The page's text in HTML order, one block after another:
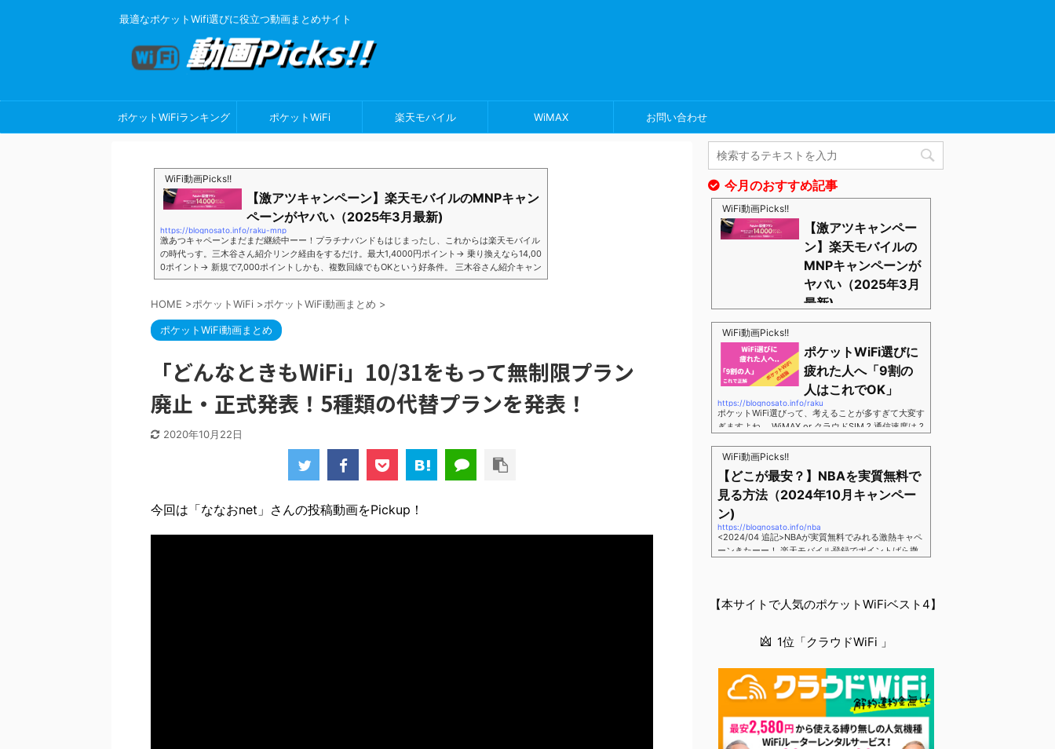
最適なポケットWifi選びに役立つ動画まとめサイト
ポケットWiFiランキング ポケットWiFi 楽天モバイル WiMAX お問い合わせ
WiFi動画Picks!!
【激アツキャンペーン】楽天モバイルのMNPキャン
ペーンがヤバい（2025年3月最新)
https://blognosato.info/raku-mnp
激あつキャペーンまだまだ継続中ーー！プラチナバンドもはじまったし、これからは楽天モバイル
の時代っす。三木谷さん紹介リンク経由をするだけ。最大1,4000円ポイント→ 乗り換えなら14,00
0ポイント→ 新規で7,000ポイントしかも、複数回線でもOKという好条件。 三木谷さん紹介キャン
ペーン＼激熱の三木谷さんキャンペーン／2回線目以降でもOK再契約でもでもOK背水の陣の楽天
■キャンペーン概要三木谷社長の特別招待ページから楽天モバイ...
HOME >ポケットWiFi >ポケットWiFi動画まとめ >
ポケットWiFi動画まとめ
「どんなときもWiFi」10/31をもって無制限プラン
廃止・正式発表！5種類の代替プランを発表！
2020年10月22日
今回は「ななおnet」さんの投稿動画をPickup！
今月のおすすめ記事
WiFi動画Picks!!
【激アツキャンペー
ン】楽天モバイルの
MNPキャンペーンが
ヤバい（2025年3月
最新)
激あつキャペーンまだまだ継続中ーー！プラチナバン
ドもはじまったし、これからは楽天モバイルの時代っ
す。三木谷さん紹介リンク経由をするだけ。最大1,40
00円ポイント→ 乗り換えなら14,000ポイント→ 新
規で7,000ポイントしかも、複数回線でもOKという好
条件。 三木谷さん紹介キャンペーン＼激熱の三木谷
さんキャンペーン／2回線目以降でもOK再契約でもで
もOK背水の陣の楽天モバイル。ついに「最後の賭
け」とも思えるポイントばら撒きキャンペーンを発動
してきました。■キャンペーン概要三木谷社長の特別
招待ページから楽天モバイ...
WiFi動画Picks!!
ポケットWiFi選びに
疲れた人へ「9割の
人はこれでOK」
https://blognosato.info/raku
ポケットWiFi選びって、考えることが多すぎて大変す
ぎますよね。 WiMAX or クラウドSIM ? 通信速度は ?
負担は ?もう知らん、って感じですよね。私もWiFi関
連のメディアを3年間運用してきましたが「結局みん
なコレでいいのでは？」という結論にいたりました。
ということで、「ポケットWiFi選びに疲れた」「結局
どれがいいのか分からない」と言う人向けに【最終
解】を用意しました。ポケットWiFiのヘビーユーザー
視点で「90％の人はこれだけでいいやん」というも
のなので、「多...
WiFi動画Picks!!
【どこが最安？】NBAを実質無料で
見る方法（2024年10月キャンペー
ン)
https://blognosato.info/nba
<2024/04 追記>NBAが実質無料でみれる激熱キャペ
ーンきたーー！ 楽天モバイル登録でポイントばら撒
無料なのでNBAのみ視聴したい人でも最安！「最安で
無料でみるまで楽天モバイルでNBAを無料で観るまで
BANBAは、世...
【本サイトで人気のポケットWiFiベスト4】
1位「クラウドWiFi 」